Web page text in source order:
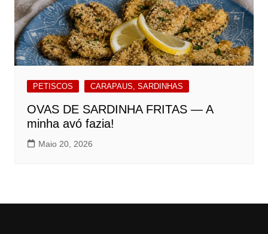
PETISCOS CARAPAUS, SARDINHAS
OVAS DE SARDINHA FRITAS — A
minha avó fazia!
Maio 20, 2026